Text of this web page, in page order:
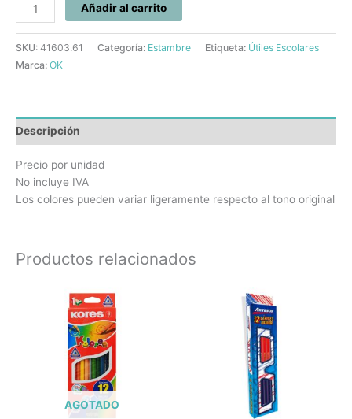
Añadir al carrito
SKU: 41603.61 Categoría: Estambre Etiqueta: Útiles Escolares
Marca: OK
Descripción
Precio por unidad
No incluye IVA
Los colores pueden variar ligeramente respecto al tono original
Productos relacionados
AGOTADO